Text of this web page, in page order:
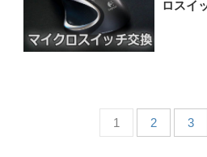
ロスイ
1 2 3